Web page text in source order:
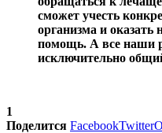
сможет учесть
организма и оказать
помощь. А все наши
исключительно
1
Поделится FacebookTwitter